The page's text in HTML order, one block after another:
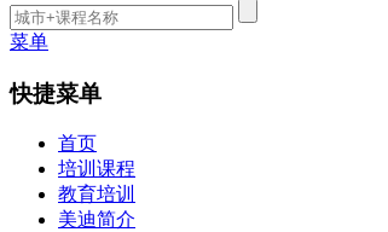
菜单
快捷菜单
首页
培训课程
教育培训
美迪简介